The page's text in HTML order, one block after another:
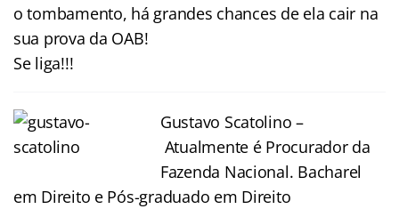
o tombamento, há grandes chances de ela cair na
sua prova da OAB!
Se liga!!!
Gustavo Scatolino –
Atualmente é Procurador da
Fazenda Nacional. Bacharel
em Direito e Pós-graduado em Direito